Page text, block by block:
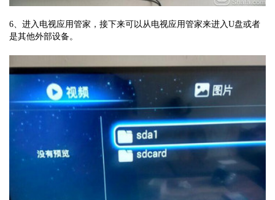
6、进入电视应用管家，接下来可以从电视应用管家来进入U盘或者
是其他外部设备。